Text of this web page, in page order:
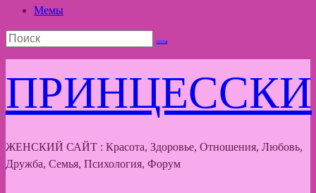
Мемы
ПРИНЦЕССКИ
ЖЕНСКИЙ САЙТ : Красота, Здоровье, Отношения, Любовь,
Дружба, Семья, Психология, Форум